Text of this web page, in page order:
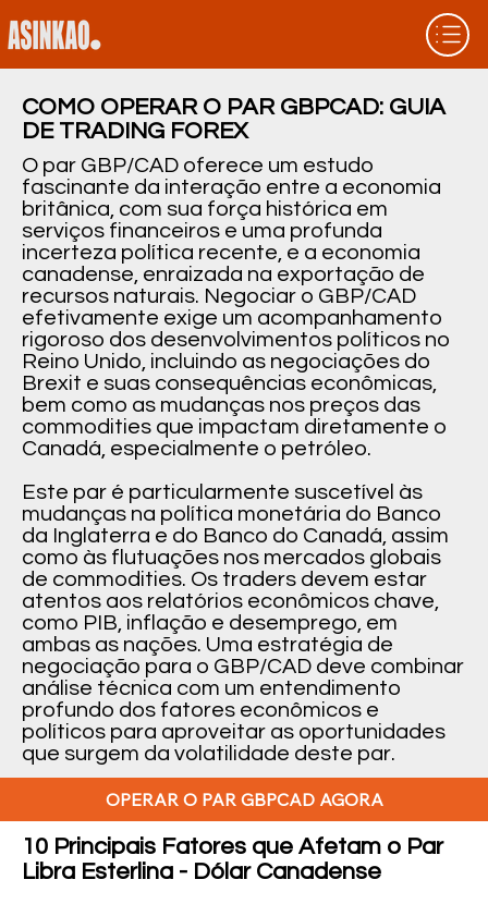
COMO OPERAR O PAR GBPCAD: GUIA
DE TRADING FOREX
O par GBP/CAD oferece um estudo
fascinante da interação entre a economia
britânica, com sua força histórica em
serviços financeiros e uma profunda
incerteza política recente, e a economia
canadense, enraizada na exportação de
recursos naturais. Negociar o GBP/CAD
efetivamente exige um acompanhamento
rigoroso dos desenvolvimentos políticos no
Reino Unido, incluindo as negociações do
Brexit e suas consequências econômicas,
bem como as mudanças nos preços das
commodities que impactam diretamente o
Canadá, especialmente o petróleo.
Este par é particularmente suscetível às
mudanças na política monetária do Banco
da Inglaterra e do Banco do Canadá, assim
como às flutuações nos mercados globais
de commodities. Os traders devem estar
atentos aos relatórios econômicos chave,
como PIB, inflação e desemprego, em
ambas as nações. Uma estratégia de
negociação para o GBP/CAD deve combinar
análise técnica com um entendimento
profundo dos fatores econômicos e
políticos para aproveitar as oportunidades
que surgem da volatilidade deste par.
10 Principais Fatores que Afetam o Par
Libra Esterlina - Dólar Canadense
OPERAR O PAR GBPCAD AGORA